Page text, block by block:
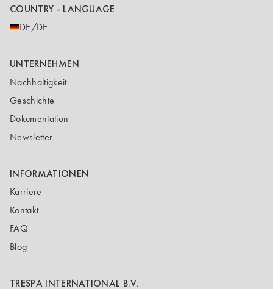
COUNTRY - LANGUAGE
DE/DE
UNTERNEHMEN
Nachhaltigkeit
Geschichte
Dokumentation
Newsletter
INFORMATIONEN
Karriere
Kontakt
FAQ
Blog
TRESPA INTERNATIONAL B.V.